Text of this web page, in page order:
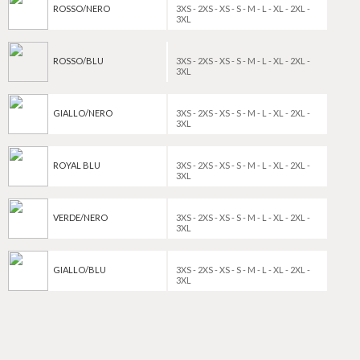
ROSSO/NERO
3XS - 2XS - XS - S - M - L - XL - 2XL -
3XL
ROSSO/BLU
3XS - 2XS - XS - S - M - L - XL - 2XL -
3XL
GIALLO/NERO
3XS - 2XS - XS - S - M - L - XL - 2XL -
3XL
ROYAL BLU
3XS - 2XS - XS - S - M - L - XL - 2XL -
3XL
VERDE/NERO
3XS - 2XS - XS - S - M - L - XL - 2XL -
3XL
GIALLO/BLU
3XS - 2XS - XS - S - M - L - XL - 2XL -
3XL